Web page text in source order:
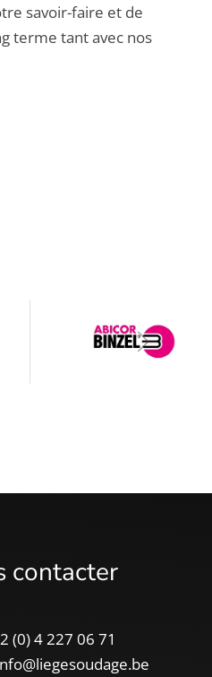
savoir-faire et de
terme tant avec nos
contacter
(0) 4 227 06 71